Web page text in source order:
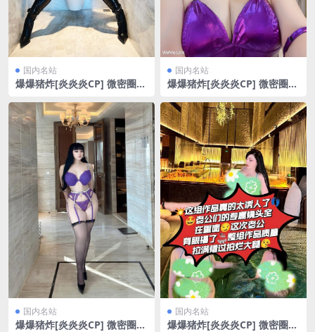
国内名站
爆爆猪炸[炎炎炎CP] 微密圈
国内名站
爆爆猪炸[炎炎炎CP] 微密圈
国内名站
爆爆猪炸[炎炎炎CP] 微密圈
国内名站
爆爆猪炸[炎炎炎CP] 微密圈